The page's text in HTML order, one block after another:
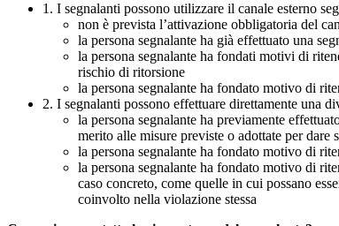
1. I segnalanti possono utilizzare il canale esterno
non è prevista l’attivazione obbligatoria del
la persona segnalante ha già effettuato una
la persona segnalante ha fondati motivi di
rischio di ritorsione
la persona segnalante ha fondato motivo di
2. I segnalanti possono effettuare direttamente una
la persona segnalante ha previamente
merito alle misure previste o adottate per dare
la persona segnalante ha fondato motivo di
la persona segnalante ha fondato motivo di
caso concreto, come quelle in cui possano
coinvolto nella violazione stessa